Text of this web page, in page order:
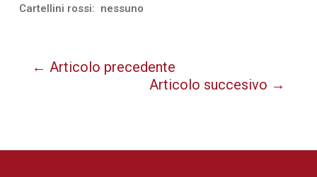
Cartellini rossi: nessuno
← Articolo precedente
Articolo succesivo →